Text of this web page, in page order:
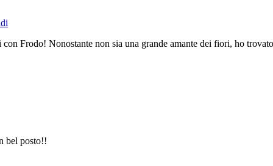
Frodo! Nonostante non sia una grande amante dei fiori, ho
bel posto!!